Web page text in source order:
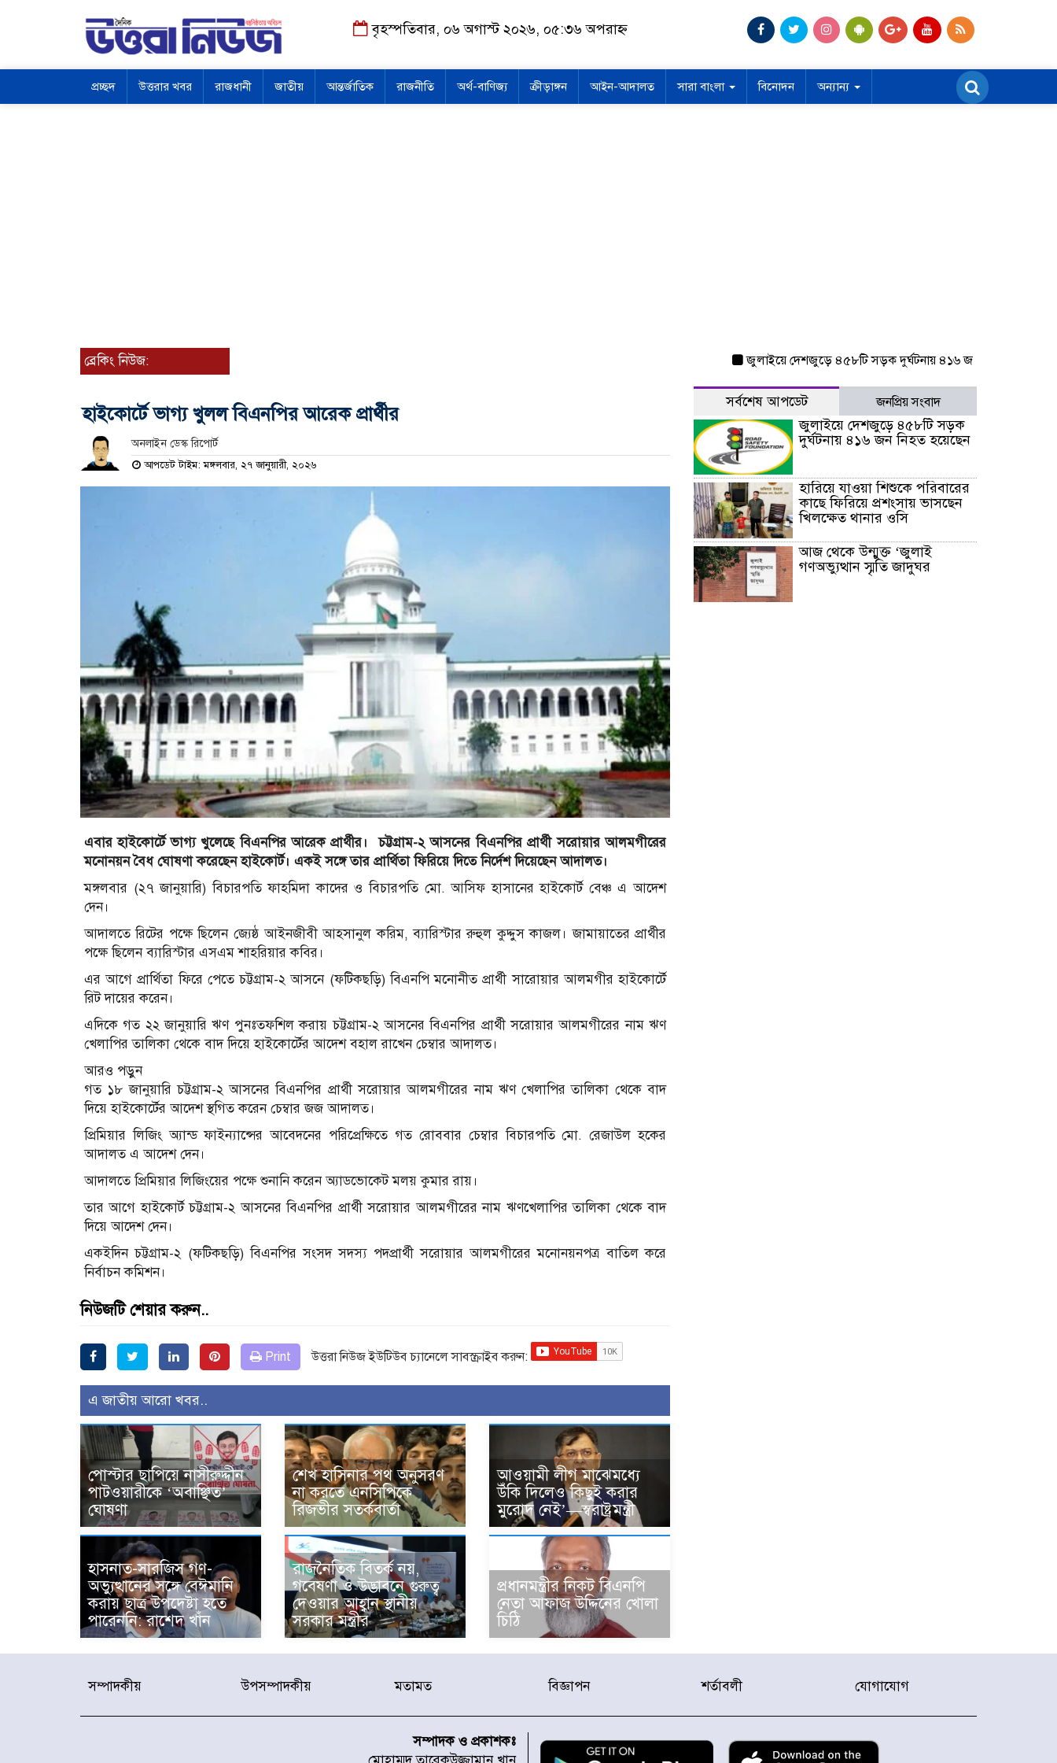
বৃহস্পতিবার, ০৬ অগাস্ট ২০২৬, ০৫:৩৬ অপরাহ্ন
প্রচ্ছদ উত্তরার খবর রাজধানী জাতীয় আন্তর্জাতিক রাজনীতি অর্থ-বাণিজ্য ক্রীড়াঙ্গন আইন-আদালত সারা বাংলা বিনোদন অন্যান্য
ব্রেকিং নিউজ: জুলাইয়ে দেশজুড়ে ৪৫৮টি সড়ক দুর্ঘটনায় ৪১৬ জন নিহত হয়েছেন
হাইকোর্টে ভাগ্য খুলল বিএনপির আরেক প্রার্থীর
অনলাইন ডেস্ক রিপোর্ট
আপডেট টাইম: মঙ্গলবার, ২৭ জানুয়ারী, ২০২৬
এবার হাইকোর্টে ভাগ্য খুলেছে বিএনপির আরেক প্রার্থীর। চট্টগ্রাম-২ আসনের বিএনপির প্রার্থী সরোয়ার আলমগীরের
মনোনয়ন বৈধ ঘোষণা করেছেন হাইকোর্ট। একই সঙ্গে তার প্রার্থিতা ফিরিয়ে দিতে নির্দেশ দিয়েছেন আদালত।
মঙ্গলবার (২৭ জানুয়ারি) বিচারপতি ফাহমিদা কাদের ও বিচারপতি মো. আসিফ হাসানের হাইকোর্ট বেঞ্চ এ আদেশ
দেন।
আদালতে রিটের পক্ষে ছিলেন জ্যেষ্ঠ আইনজীবী আহসানুল করিম, ব্যারিস্টার রুহুল কুদ্দুস কাজল। জামায়াতের প্রার্থীর
পক্ষে ছিলেন ব্যারিস্টার এসএম শাহরিয়ার কবির।
এর আগে প্রার্থিতা ফিরে পেতে চট্টগ্রাম-২ আসনে (ফটিকছড়ি) বিএনপি মনোনীত প্রার্থী সারোয়ার আলমগীর হাইকোর্টে
রিট দায়ের করেন।
এদিকে গত ২২ জানুয়ারি ঋণ পুনঃতফশিল করায় চট্টগ্রাম-২ আসনের বিএনপির প্রার্থী সরোয়ার আলমগীরের নাম ঋণ
খেলাপির তালিকা থেকে বাদ দিয়ে হাইকোর্টের আদেশ বহাল রাখেন চেম্বার আদালত।
আরও পড়ুন
গত ১৮ জানুয়ারি চট্টগ্রাম-২ আসনের বিএনপির প্রার্থী সরোয়ার আলমগীরের নাম ঋণ খেলাপির তালিকা থেকে বাদ
দিয়ে হাইকোর্টের আদেশ স্থগিত করেন চেম্বার জজ আদালত।
প্রিমিয়ার লিজিং অ্যান্ড ফাইন্যান্সের আবেদনের পরিপ্রেক্ষিতে গত রোববার চেম্বার বিচারপতি মো. রেজাউল হকের
আদালত এ আদেশ দেন।
আদালতে প্রিমিয়ার লিজিংয়ের পক্ষে শুনানি করেন অ্যাডভোকেট মলয় কুমার রায়।
তার আগে হাইকোর্ট চট্টগ্রাম-২ আসনের বিএনপির প্রার্থী সরোয়ার আলমগীরের নাম ঋণখেলাপির তালিকা থেকে বাদ
দিয়ে আদেশ দেন।
একইদিন চট্টগ্রাম-২ (ফটিকছড়ি) বিএনপির সংসদ সদস্য পদপ্রার্থী সরোয়ার আলমগীরের মনোনয়নপত্র বাতিল করে
নির্বাচন কমিশন।
নিউজটি শেয়ার করুন..
Print উত্তরা নিউজ ইউটিউব চ্যানেলে সাবস্ক্রাইব করুন:
এ জাতীয় আরো খবর..
পোস্টার ছাপিয়ে নাসীরুদ্দীন
পাটওয়ারীকে ‘অবাঞ্ছিত’
ঘোষণা
শেখ হাসিনার পথ অনুসরণ
না করতে এনসিপিকে
রিজভীর সতর্কবার্তা
আওয়ামী লীগ মাঝেমধ্যে
উঁকি দিলেও কিছুই করার
মুরোদ নেই’—স্বরাষ্ট্রমন্ত্রী
হাসনাত-সারজিস গণ-
অভ্যুত্থানের সঙ্গে বেঈমানি
করায় ছাত্র উপদেষ্টা হতে
পারেননি: রাশেদ খাঁন
রাজনৈতিক বিতর্ক নয়,
গবেষণা ও উদ্ভাবনে গুরুত্ব
দেওয়ার আহ্বান স্থানীয়
সরকার মন্ত্রীর
প্রধানমন্ত্রীর নিকট বিএনপি
নেতা আফাজ উদ্দিনের খোলা
চিঠি
সর্বশেষ আপডেট জনপ্রিয় সংবাদ
জুলাইয়ে দেশজুড়ে ৪৫৮টি সড়ক
দুর্ঘটনায় ৪১৬ জন নিহত হয়েছেন
হারিয়ে যাওয়া শিশুকে পরিবারের
কাছে ফিরিয়ে প্রশংসায় ভাসছেন
খিলক্ষেত থানার ওসি
আজ থেকে উন্মুক্ত ‘জুলাই
গণঅভ্যুত্থান স্মৃতি জাদুঘর
সম্পাদকীয় উপসম্পাদকীয় মতামত বিজ্ঞাপন শর্তাবলী যোগাযোগ
সম্পাদক ও প্রকাশকঃ